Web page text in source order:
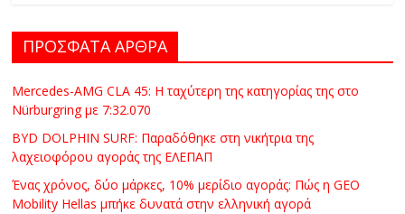
M
O
R
E
ΠΡΟΣΦΑΤΑ ΑΡΘΡΑ
Mercedes-AMG CLA 45: Η ταχύτερη της κατηγορίας της στο
Nürburgring με 7:32.070
BYD DOLPHIN SURF: Παραδόθηκε στη νικήτρια της
λαχειοφόρου αγοράς της ΕΛΕΠΑΠ
Ένας χρόνος, δύο μάρκες, 10% μερίδιο αγοράς: Πώς η GEO
Mobility Hellas μπήκε δυνατά στην ελληνική αγορά